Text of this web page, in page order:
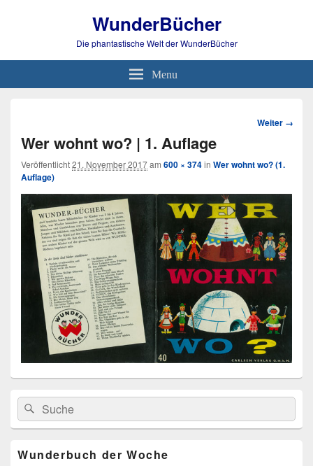
WunderBücher
Die phantastische Welt der WunderBücher
Menu
Bild-
Weiter →
Wer wohnt wo? | 1. Auflage
Veröffentlicht21. November 2017am 600 × 374in Wer wohnt wo? (1.
Auflage)
Primärer
Seitenleisten
Widget-
Bereich
Search
for:
Suche
Wunderbuch der Woche